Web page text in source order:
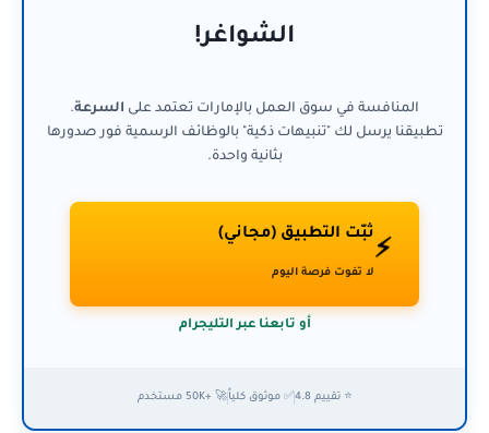
الشواغر!
المنافسة في سوق العمل بالإمارات تعتمد على السرعة.
تطبيقنا يرسل لك "تنبيهات ذكية" بالوظائف الرسمية فور صدورها
بثانية واحدة.
⚡
ثبّت التطبيق (مجاني)
لا تفوت فرصة اليوم
أو تابعنا عبر التليجرام
⭐ تقييم 4.8 ✅ موثوق كلياً 🚀 +50K مستخدم